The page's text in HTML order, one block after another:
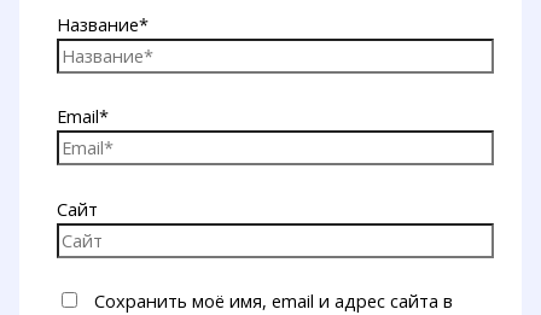
Название*
Email*
Сайт
Сохранить моё имя, email и адрес сайта в